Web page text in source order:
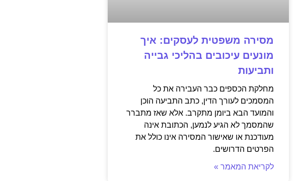
מסירה משפטית לעסקים: איך
מונעים עיכובים בהליכי גבייה
ותביעות
מחלקת הכספים כבר העבירה את כל
המסמכים לעורך הדין, כתב התביעה הוכן
והמועד הבא ביומן מתקרב. אלא שאז מתברר
שהמסמך לא הגיע לנמען, הכתובת אינה
מעודכנת או שאישור המסירה אינו כולל את
הפרטים הדרושים.
לקריאת המאמר »